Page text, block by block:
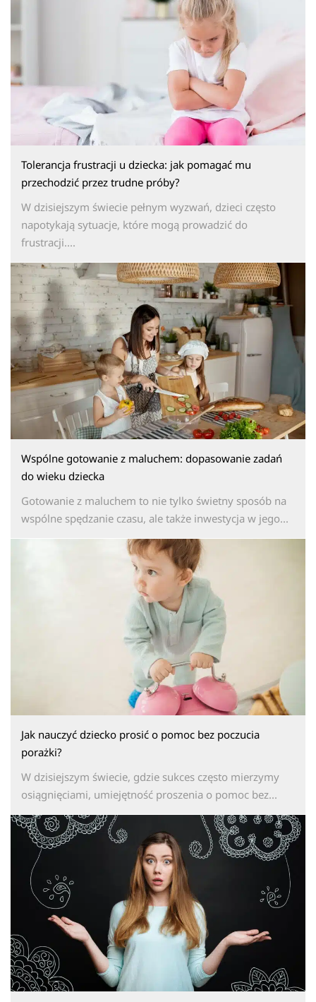
Tolerancja frustracji u dziecka: jak pomagać mu
przechodzić przez trudne próby?
W dzisiejszym świecie pełnym wyzwań, dzieci często
napotykają sytuacje, które mogą prowadzić do
frustracji....
Wspólne gotowanie z maluchem: dopasowanie zadań
do wieku dziecka
Gotowanie z maluchem to nie tylko świetny sposób na
wspólne spędzanie czasu, ale także inwestycja w jego...
Jak nauczyć dziecko prosić o pomoc bez poczucia
porażki?
W dzisiejszym świecie, gdzie sukces często mierzymy
osiągnięciami, umiejętność proszenia o pomoc bez...